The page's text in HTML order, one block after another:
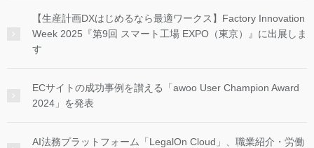
【生産計画DXはじめるなら最適ワークス】Factory Innovation
Week 2025『第9回 スマート工場 EXPO（東京）』に出展しま
す
ECサイトの成功事例を讃える「awoo User Champion Award
2024」を発表
AI法務プラットフォーム「LegalOn Cloud」、職業紹介・労働